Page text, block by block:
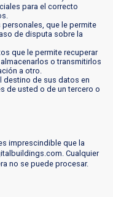
para el correcto
que le permite
de disputa sobre la
que le permite recuperar
o transmitirlos
a otro.
destino de sus datos en
de usted o de un tercero o
imprescindible que la
Cualquier
no se puede procesar.